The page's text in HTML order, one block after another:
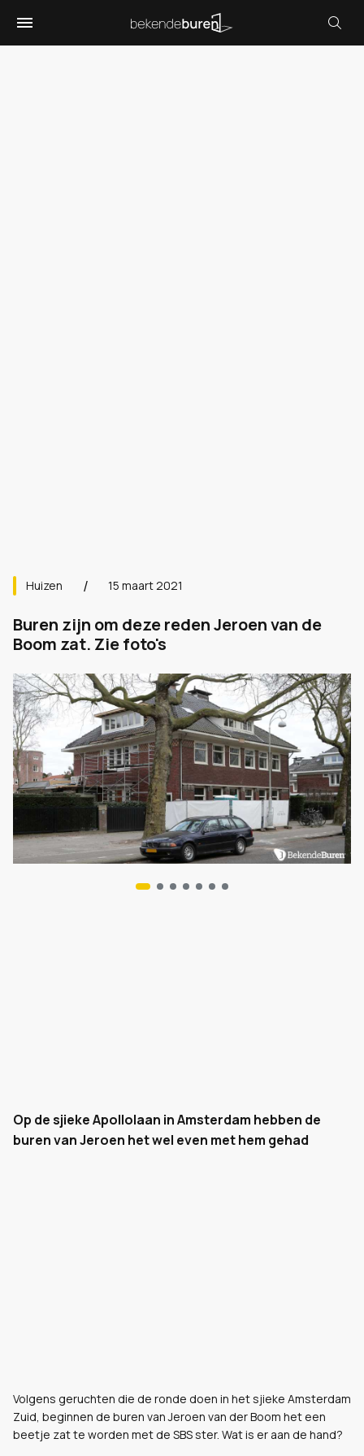
Huizen 15 maart 2021
Buren zijn om deze reden Jeroen van de
Boom zat. Zie foto's
Op de sjieke Apollolaan in Amsterdam hebben de
buren van Jeroen het wel even met hem gehad
Volgens geruchten die de ronde doen in het sjieke Amsterdam
Zuid, beginnen de buren van Jeroen van der Boom het een
beetje zat te worden met de SBS ster. Wat is er aan de hand?